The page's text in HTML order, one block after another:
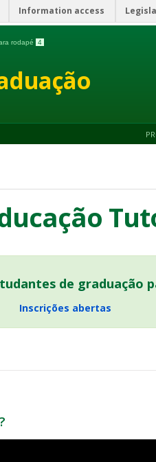
Information access
rodapé 4
de graduação
Inscrições abertas